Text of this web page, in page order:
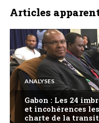
Articles
ANALYSES
Gabon : Les 24
et incohérences
charte de la